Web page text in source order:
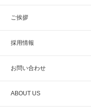
ご挨拶
採用情報
お問い合わせ
ABOUT US